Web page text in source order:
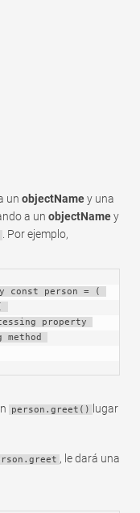
un objectNamey una
a un objectNamey
. Por ejemplo,
const person = (
property
person.greet()
lugar
, le dará una